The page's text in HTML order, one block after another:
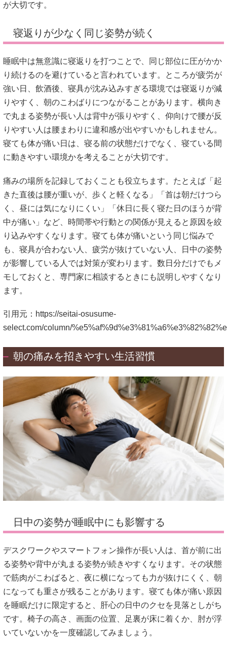
が大切です。
寝返りが少なく同じ姿勢が続く
睡眠中は無意識に寝返りを打つことで、同じ部位に圧がかか
り続けるのを避けていると言われています。ところが疲労が
強い日、飲酒後、寝具が沈み込みすぎる環境では寝返りが減
りやすく、朝のこわばりにつながることがあります。横向き
で丸まる姿勢が長い人は背中が張りやすく、仰向けで腰が反
りやすい人は腰まわりに違和感が出やすいかもしれません。
寝ても体が痛い日は、寝る前の状態だけでなく、寝ている間
に動きやすい環境かを考えることが大切です。
痛みの場所を記録しておくことも役立ちます。たとえば「起
きた直後は腰が重いが、歩くと軽くなる」「首は朝だけつら
く、昼には気になりにくい」「休日に長く寝た日のほうが背
中が痛い」など、時間帯や行動との関係が見えると原因を絞
り込みやすくなります。寝ても体が痛いという同じ悩みで
も、寝具が合わない人、疲労が抜けていない人、日中の姿勢
が影響している人では対策が変わります。数日分だけでもメ
モしておくと、専門家に相談するときにも説明しやすくなり
ます。
引用元： https://seitai-osusume-
select.com/column/
朝の痛みを招きやすい生活習慣
日中の姿勢が睡眠中にも影響する
デスクワークやスマートフォン操作が長い人は、首が前に出
る姿勢や背中が丸まる姿勢が続きやすくなります。その状態
で筋肉がこわばると、夜に横になっても力が抜けにくく、朝
になっても重さが残ることがあります。寝ても体が痛い原因
を睡眠だけに限定すると、肝心の日中のクセを見落としがち
です。椅子の高さ、画面の位置、足裏が床に着くか、肘が浮
いていないかを一度確認してみましょう。